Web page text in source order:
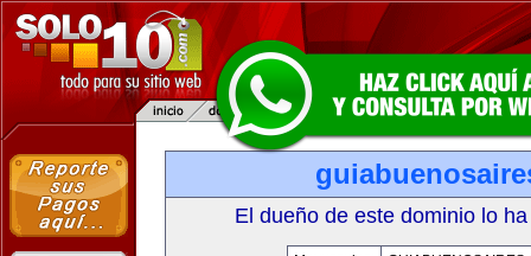
El dueño de este dominio lo